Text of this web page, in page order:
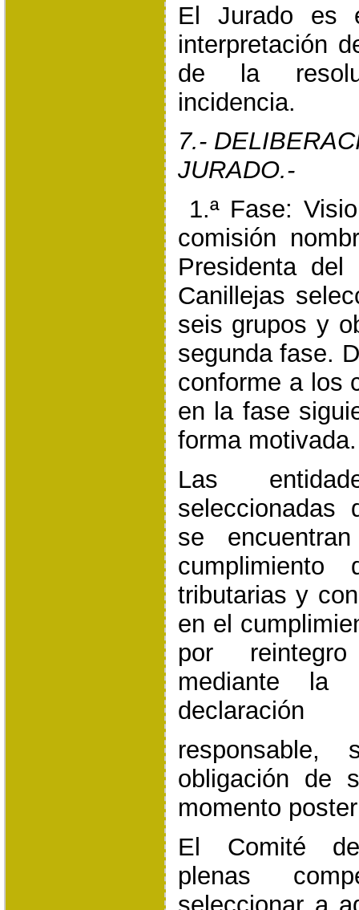
El Jurado es
interpretación
de la
incidencia.
7.-
JURADO.-
1.ª Fase:
comisión
Presidenta
Canillejas
seis grupos y
segunda fase.
conforme a los
en la fase
forma motivada.
Las
seleccionadas
se
cumplimiento
tributarias y
en el
por
mediante la
declaración
obligación de
momento
El Comité
plenas